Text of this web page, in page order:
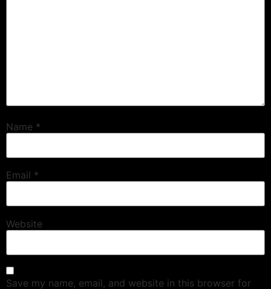
Name *
Email *
Website
Save my name, email, and website in this browser for